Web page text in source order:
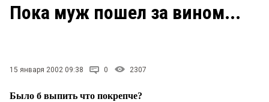
ЗАКОН
ПРОИСШЕСТВИЯ
СТИЛЬ ЖИЗНИ
Рейтинги
Пока муж пошел за вином...
15 января 2002 09:38 0 2307
Было б выпить что покрепче?